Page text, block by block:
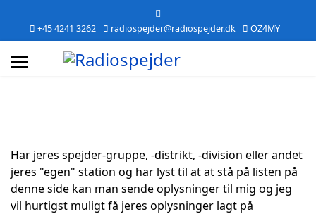
+45 4241 3262 radiospejder@radiospejder.dk OZ4MY
Har jeres spejder-gruppe, -distrikt, -division eller andet
jeres "egen" station og har lyst til at at stå på listen på
denne side kan man sende oplysninger til mig og jeg
vil hurtigst muligt få jeres oplysninger lagt på